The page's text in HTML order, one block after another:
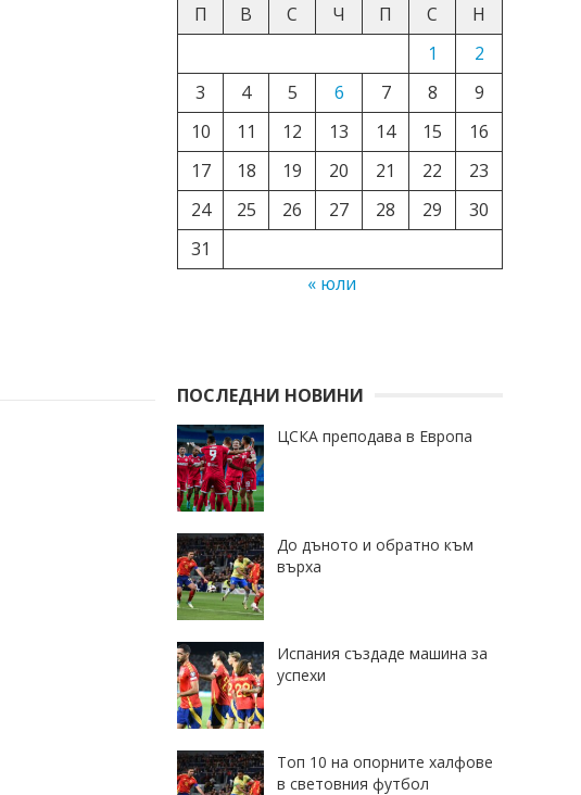
П
В С Ч П С
Н
1
2
3
4 5 6 7 8
9
10
11 12 13 14 15
16
17
18 19 20 21 22
23
24
25 26 27 28 29
30
31
« юли
ПОСЛЕДНИ НОВИНИ
ЦСКА преподава в Европа
До дъното и обратно към
върха
Испания създаде машина за
успехи
Топ 10 на опорните халфове
в световния футбол